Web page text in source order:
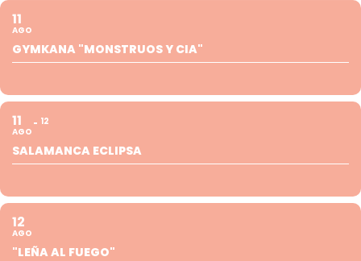
11
AGO
GYMKANA "MONSTRUOS Y CIA"
11
AGO
12
SALAMANCA ECLIPSA
12
AGO
"LEÑA AL FUEGO"